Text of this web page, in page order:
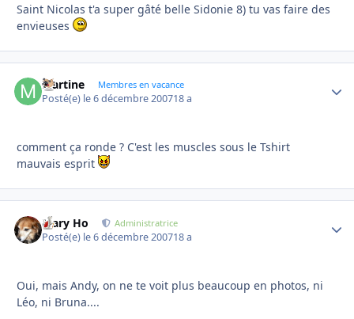
Saint Nicolas t'a super gâté belle Sidonie 8) tu vas faire des
envieuses
Martine Membres en vacance
Posté(e) le 6 décembre 200718 a
comment ça ronde ? C'est les muscles sous le Tshirt
mauvais esprit
Mary Ho Administratrice
Posté(e) le 6 décembre 200718 a
Oui, mais Andy, on ne te voit plus beaucoup en photos, ni
Léo, ni Bruna....